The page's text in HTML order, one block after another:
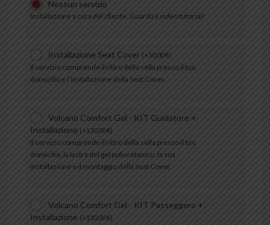
Nessun servizio
Installazione a cura del cliente. Guarda il video tutorial!
Installazione Seat Cover (+50,00€)
Il servizio comprende il ritiro della sella presso il tuo
domicilio e l’installazione della Seat Cover.
Volcano Comfort Gel - KIT Guidatore +
Installazione (+130,00€)
Il servizio comprende il ritiro della sella presso il tuo
domicilio, la lastra del gel poliuretanico, la sua
installazione e il montaggio della Seat Cover.
Volcano Comfort Gel - KIT Passeggero +
Installazione (+130,00€)